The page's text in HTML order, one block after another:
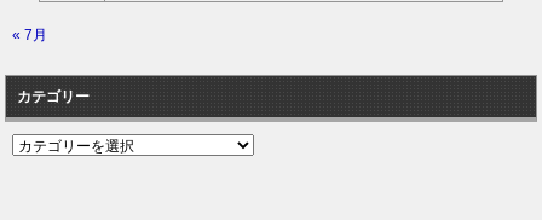
« 7月
カテゴリー
カ